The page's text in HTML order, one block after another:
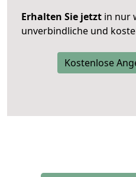
Erhalten Sie jetzt in nur
unverbindliche und
Kostenlose